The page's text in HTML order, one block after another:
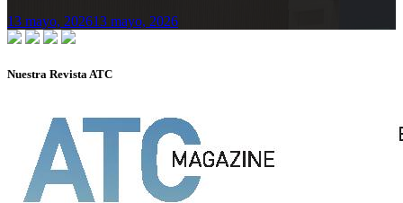
13 mayo, 202613 mayo, 2026
Nuestra Revista ATC